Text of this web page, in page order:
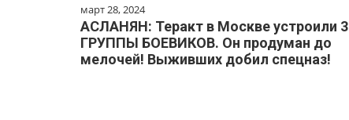
март 28, 2024
АСЛАНЯН: Теракт в Москве устроили 3
ГРУППЫ БОЕВИКОВ. Он продуман до
мелочей! Выживших добил спецназ!